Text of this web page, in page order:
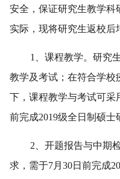
安全，保证研究生教学科
实际，现将研究生返校后
1、课程教学。研究
教学及考试；在符合学校
下，课程教学与考试可采
前完成2019级全日制硕士
2、开题报告与中期
求，需于7月30日前完成